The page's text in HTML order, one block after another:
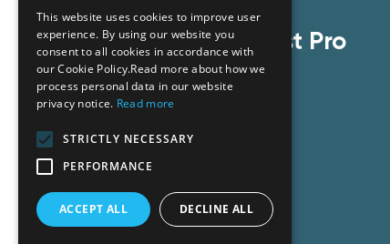
GZG team at Invest Pro
Athens 2026
Read More
This website uses cookies to improve user
experience. By using our website you
consent to all cookies in accordance with
our Cookie Policy.Read more about how we
process personal data in our website
privacy notice. Read more
STRICTLY NECESSARY
PERFORMANCE
ACCEPT ALL DECLINE ALL